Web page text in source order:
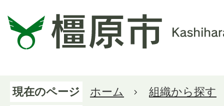
現在のページ ホーム
組織から探す